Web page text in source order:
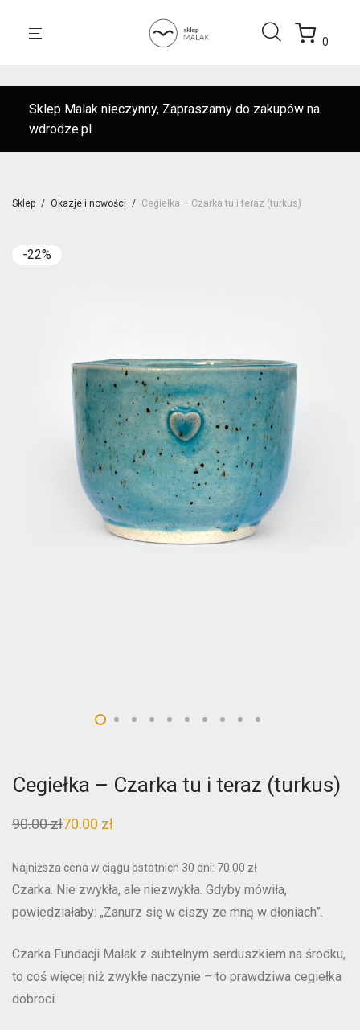
0
Sklep Malak nieczynny, Zapraszamy do zakupów na
wdrodze.pl
Sklep / Okazje i nowości / Cegiełka – Czarka tu i teraz (turkus)
-22%
Cegiełka – Czarka tu i teraz (turkus)
90.00zł
Pierwotna
90.00 zł.
70.00 zł
Aktualna
70.00 zł.
Najniższa cena w ciągu ostatnich 30 dni: 70.00 zł
Czarka. Nie zwykła, ale niezwykła. Gdyby mówiła,
powiedziałaby: „Zanurz się w ciszy ze mną w dłoniach”.
Czarka Fundacji Malak z subtelnym serduszkiem na środku,
to coś więcej niż zwykłe naczynie – to prawdziwa cegiełka
dobroci.